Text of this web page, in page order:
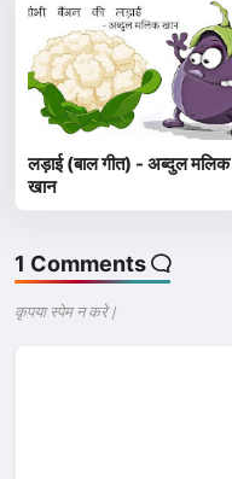
लड़ाई (बाल गीत) - अब्दुल मलिक
खान
1 Comments
कृपया स्पेम न करे |